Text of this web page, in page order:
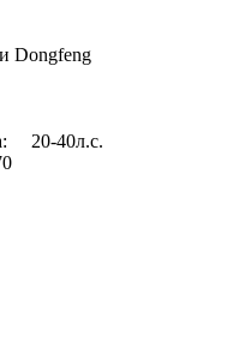
Dongfeng
20-40л.с.